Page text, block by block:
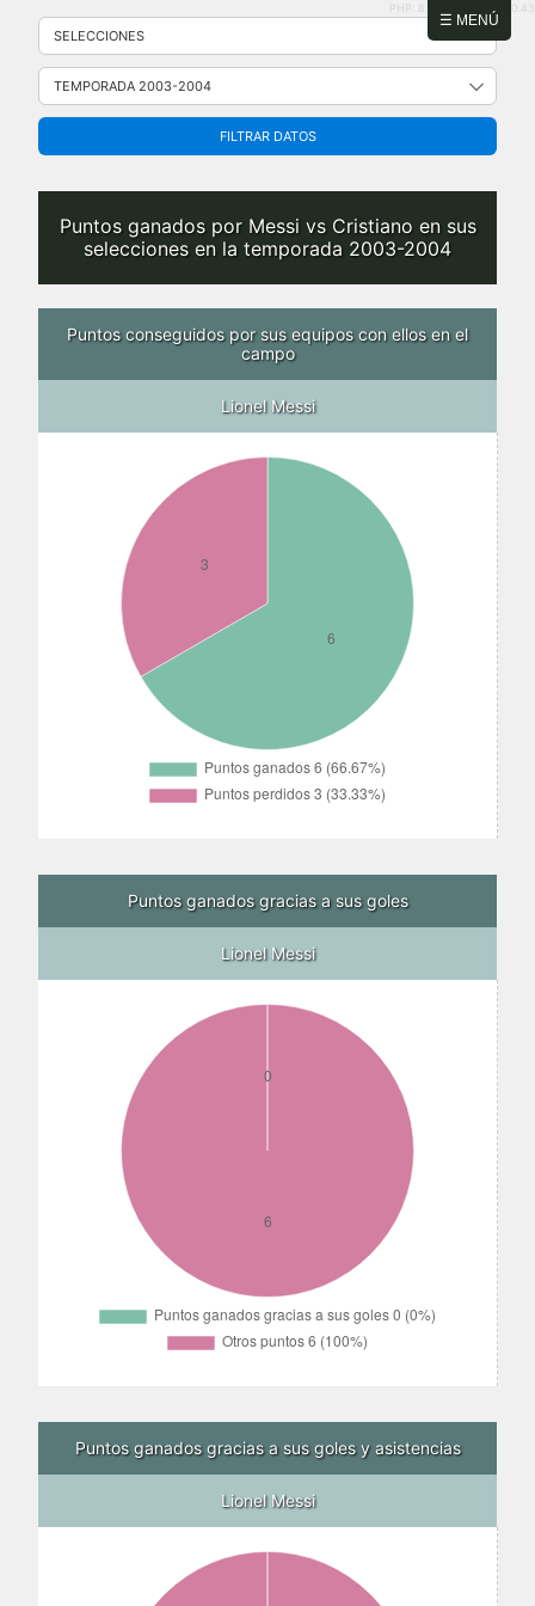
☰ MENÚ
Saltar
contenido
PHP: 8.2.31 | MySQL: 8.0.43
FILTRAR DATOS
Puntos ganados por Messi vs Cristiano en sus
selecciones en la temporada 2003-2004
Puntos conseguidos por sus equipos con ellos en el
campo
Lionel Messi
Puntos ganados gracias a sus goles
Lionel Messi
Puntos ganados gracias a sus goles y asistencias
Lionel Messi